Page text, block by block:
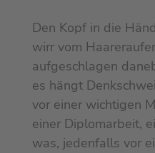
Den Kopf in die
wirr vom
aufgeschlagen
es hängt
vor einer wichtigen
einer Diplomarbeit,
was, jedenfalls vor